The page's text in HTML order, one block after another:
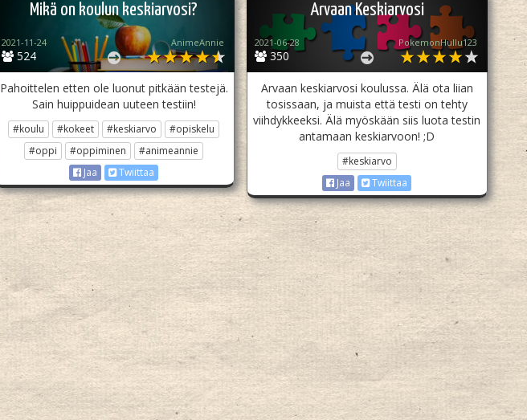
Mikä on koulun keskiarvosi?
524
2021-11-24 AnimeAnnie
Pahoittelen etten ole luonut pitkään testejä.
Sain huippuidean uuteen testiin!
#koulu #kokeet #keskiarvo
#opiskelu
#oppi
#oppiminen
#animeannie
Jaa
Twiittaa
Arvaan Keskiarvosi
350
2021-06-28 PokemonHullu123
Arvaan keskiarvosi koulussa. Älä ota liian
tosissaan, ja muista että testi on tehty
viihdykkeeksi. Älä myöskään siis luota testin
antamaan keskiarvoon! ;D
#keskiarvo
Jaa
Twiittaa